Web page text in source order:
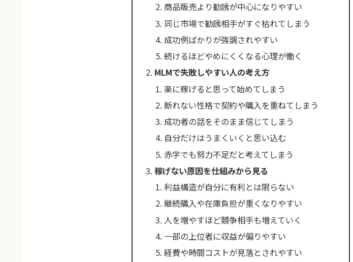
商品販売より勧誘が中心になりやすい
同じ市場で勧誘相手がすぐ枯れてしまう
成功例ばかりが強調されやすい
続けるほどやめにくくなる心理が働く
MLMで失敗しやすい人の考え方
楽に稼げると思って始めてしまう
断れない性格で契約や購入を重ねてしまう
成功者の話をそのまま信じてしまう
自分だけはうまくいくと思い込む
赤字でも努力不足だと考えてしまう
稼げない原因を仕組みから見る
利益構造が自分に有利とは限らない
継続購入や在庫負担が重くなりやすい
人を増やすほど競争相手も増えていく
一部の上位者に収益が偏りやすい
経費や時間コストが見落とされやすい